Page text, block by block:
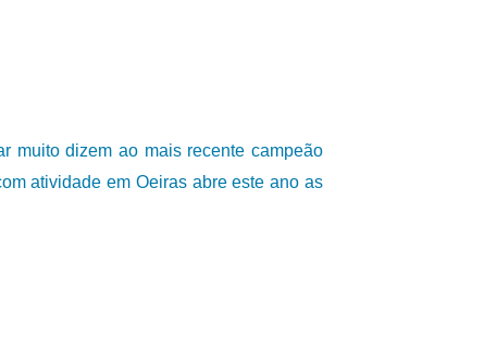
muito dizem ao mais recente campeão
atividade em Oeiras abre este ano as